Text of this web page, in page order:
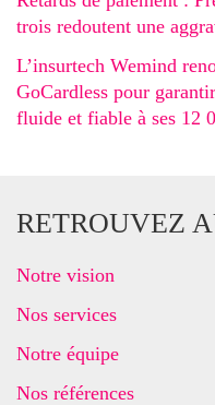
trois redoutent une
L’insurtech Wemind
GoCardless pour
fluide et fiable à ses 12
RETROUVEZ
Notre vision
Nos services
Notre équipe
Nos références